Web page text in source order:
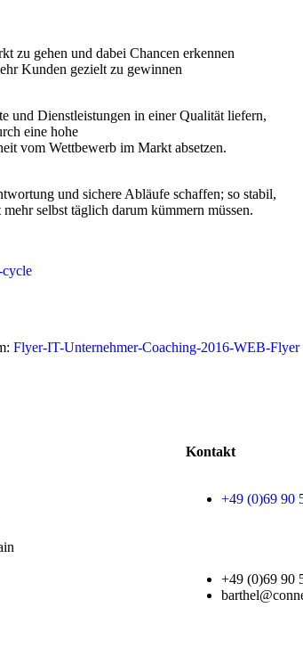
zu gehen und dabei Chancen erkennen
Kunden gezielt zu gewinnen
und Dienstleistungen in einer Qualität liefern,
eine hohe
vom Wettbewerb im Markt absetzen.
und sichere Abläufe schaffen; so stabil,
mehr selbst täglich darum kümmern müssen.
Flyer-IT-Unternehmer-Coaching-2016-WEB-Flyer
Kontakt
+49 (0)69 90
+49 (0)69 90